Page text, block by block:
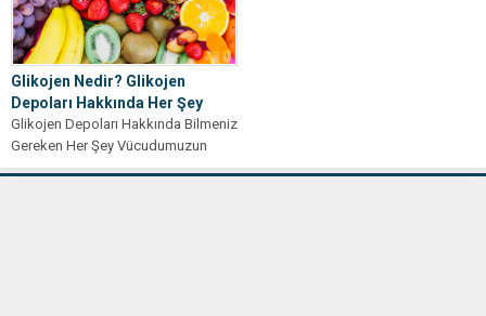
Glikojen Nedir? Glikojen
Depoları Hakkında Her Şey
Glikojen Depoları Hakkında Bilmeniz
Gereken Her Şey Vücudumuzun
enerji ihtiyacı sürekli olarak değişir